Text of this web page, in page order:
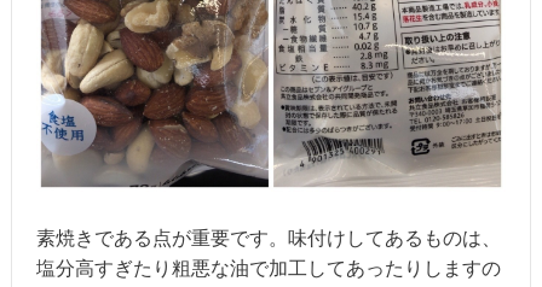
素焼きである点が重要です。味付けしてあるものは、
塩分高すぎたり粗悪な油で加工してあったりしますの